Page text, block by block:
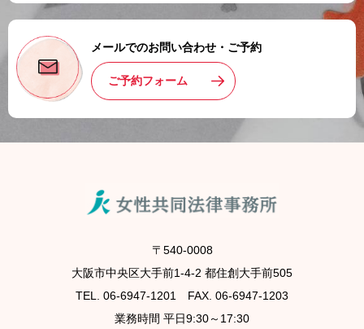
メールでのお問い合わせ・ご予約
ご予約フォーム
〒540-0008
大阪市中央区大手前1-4-2 都住創大手前505
TEL. 06-6947-1201 FAX. 06-6947-1203
業務時間 平日9:30～17:30